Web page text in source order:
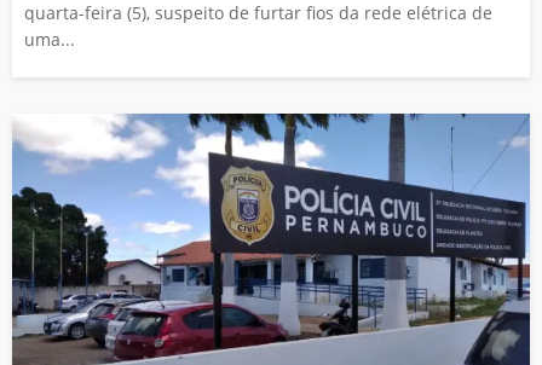
quarta-feira (5), suspeito de furtar fios da rede elétrica de
uma...